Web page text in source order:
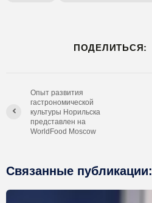
ПОДЕЛИТЬСЯ:
Опыт развития
гастрономической
культуры Норильска
представлен на
WorldFood Moscow
Связанные публикации: